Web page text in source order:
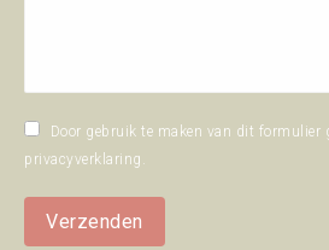
Door gebruik te maken van dit formulier
privacyverklaring .
Verzenden